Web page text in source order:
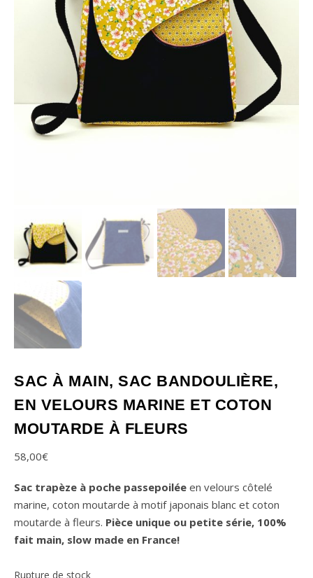
SAC À MAIN, SAC BANDOULIÈRE,
EN VELOURS MARINE ET COTON
MOUTARDE À FLEURS
58,00€
Sac trapèze à poche passepoilée en velours côtelé
marine, coton moutarde à motif japonais blanc et coton
moutarde à fleurs. Pièce unique ou petite série, 100%
fait main, slow made en France!
Rupture de stock